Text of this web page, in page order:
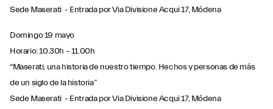
Sede Maserati - Entrada por Via Divisione Acqui 17, Módena
Domingo 19 mayo
Horario: 10.30h – 11.00h
“Maserati, una historia de nuestro tiempo. Hechos y personas de más
de un siglo de la historia”
Sede Maserati - Entrada por Via Divisione Acqui 17, Módena